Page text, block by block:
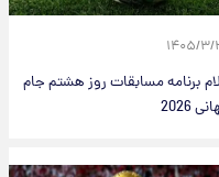
۳/۲۷
برنامه مسابقات روز هشتم جام‌
2026